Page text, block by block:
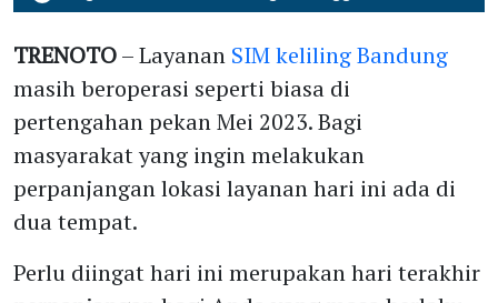
TRENOTO– Layanan SIM keliling Bandung
masih beroperasi seperti biasa di
pertengahan pekan Mei 2023. Bagi
masyarakat yang ingin melakukan
perpanjangan lokasi layanan hari ini ada di
dua tempat.
Perlu diingat hari ini merupakan hari terakhir